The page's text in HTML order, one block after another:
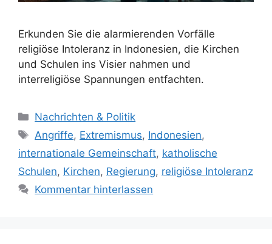
Erkunden Sie die alarmierenden Vorfälle
religiöse Intoleranz in Indonesien, die Kirchen
und Schulen ins Visier nahmen und
interreligiöse Spannungen entfachten.
K
a
e
g
o
Nachrichten & Politik
S
c
l
a
Angriffe, Extremismus, Indonesien,
internationale Gemeinschaft, katholische
Schulen, Kirchen, Regierung, religiöse Intoleranz
Kommentar hinterlassen